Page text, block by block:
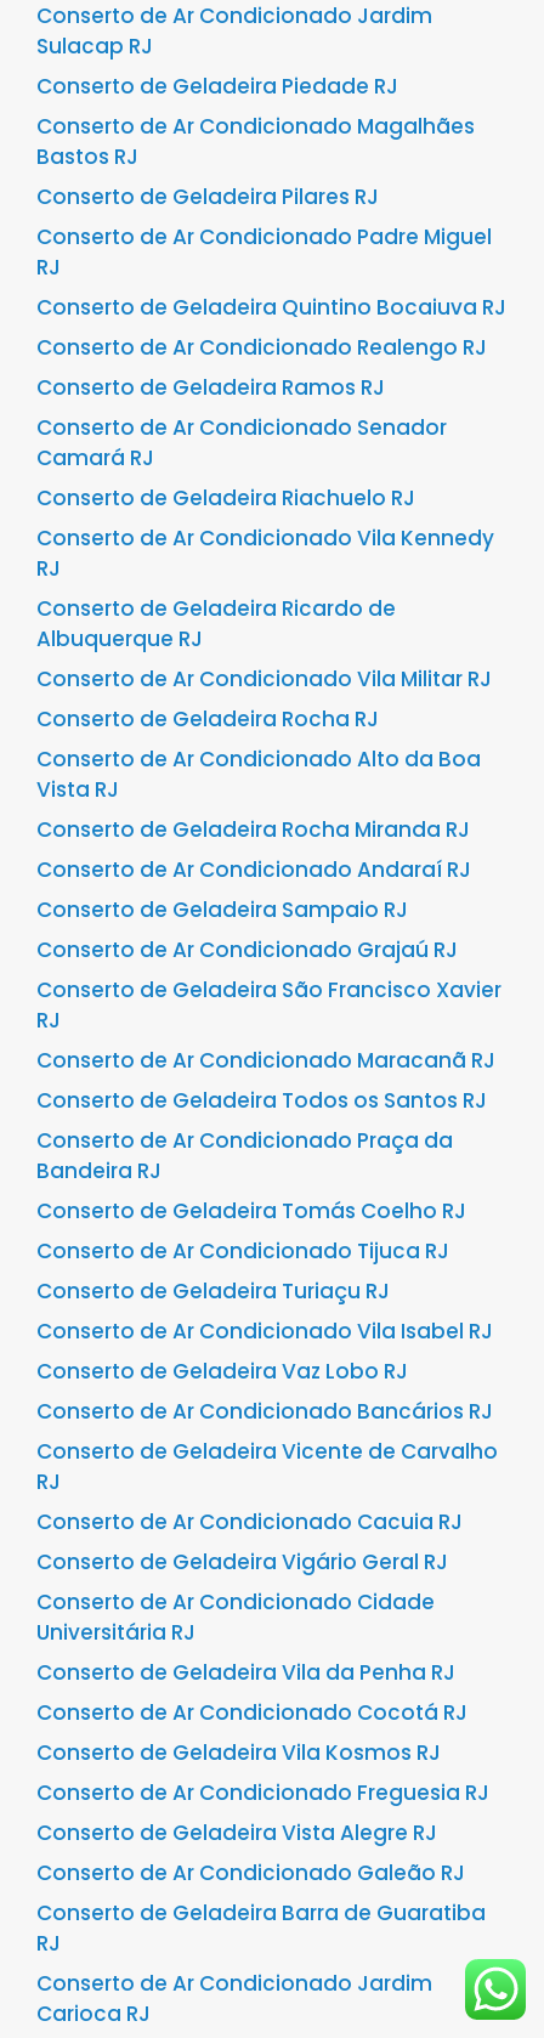
Conserto de Ar Condicionado Jardim
Sulacap RJ
Conserto de Geladeira Piedade RJ
Conserto de Ar Condicionado Magalhães
Bastos RJ
Conserto de Geladeira Pilares RJ
Conserto de Ar Condicionado Padre Miguel
RJ
Conserto de Geladeira Quintino Bocaiuva RJ
Conserto de Ar Condicionado Realengo RJ
Conserto de Geladeira Ramos RJ
Conserto de Ar Condicionado Senador
Camará RJ
Conserto de Geladeira Riachuelo RJ
Conserto de Ar Condicionado Vila Kennedy
RJ
Conserto de Geladeira Ricardo de
Albuquerque RJ
Conserto de Ar Condicionado Vila Militar RJ
Conserto de Geladeira Rocha RJ
Conserto de Ar Condicionado Alto da Boa
Vista RJ
Conserto de Geladeira Rocha Miranda RJ
Conserto de Ar Condicionado Andaraí RJ
Conserto de Geladeira Sampaio RJ
Conserto de Ar Condicionado Grajaú RJ
Conserto de Geladeira São Francisco Xavier
RJ
Conserto de Ar Condicionado Maracanã RJ
Conserto de Geladeira Todos os Santos RJ
Conserto de Ar Condicionado Praça da
Bandeira RJ
Conserto de Geladeira Tomás Coelho RJ
Conserto de Ar Condicionado Tijuca RJ
Conserto de Geladeira Turiaçu RJ
Conserto de Ar Condicionado Vila Isabel RJ
Conserto de Geladeira Vaz Lobo RJ
Conserto de Ar Condicionado Bancários RJ
Conserto de Geladeira Vicente de Carvalho
RJ
Conserto de Ar Condicionado Cacuia RJ
Conserto de Geladeira Vigário Geral RJ
Conserto de Ar Condicionado Cidade
Universitária RJ
Conserto de Geladeira Vila da Penha RJ
Conserto de Ar Condicionado Cocotá RJ
Conserto de Geladeira Vila Kosmos RJ
Conserto de Ar Condicionado Freguesia RJ
Conserto de Geladeira Vista Alegre RJ
Conserto de Ar Condicionado Galeão RJ
Conserto de Geladeira Barra de Guaratiba
RJ
Conserto de Ar Condicionado Jardim
Carioca RJ